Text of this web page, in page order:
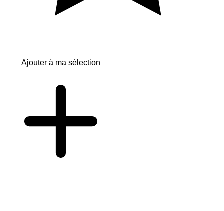
Ajouter à ma sélection